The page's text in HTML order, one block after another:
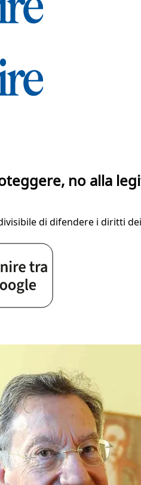
no alla
di difendere i diritti